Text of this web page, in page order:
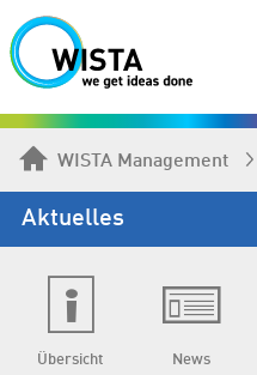
WISTA Management
Aktuelles
Übersicht News